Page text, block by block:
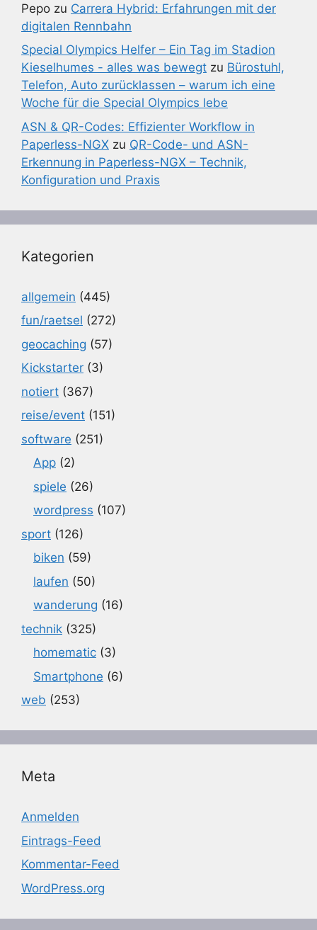
Pepo zu Carrera Hybrid: Erfahrungen mit der
digitalen Rennbahn
Special Olympics Helfer – Ein Tag im Stadion
Kieselhumes - alles was bewegt zu Bürostuhl,
Telefon, Auto zurücklassen – warum ich eine
Woche für die Special Olympics lebe
ASN & QR-Codes: Effizienter Workflow in
Paperless-NGX zu QR-Code- und ASN-
Erkennung in Paperless-NGX – Technik,
Konfiguration und Praxis
Kategorien
allgemein (445)
fun/raetsel (272)
geocaching (57)
Kickstarter (3)
notiert (367)
reise/event (151)
software (251)
App (2)
spiele (26)
wordpress (107)
sport (126)
biken (59)
laufen (50)
wanderung (16)
technik (325)
homematic (3)
Smartphone (6)
web (253)
Meta
Anmelden
Eintrags-Feed
Kommentar-Feed
WordPress.org